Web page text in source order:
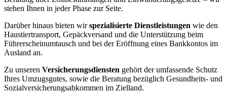
stehen Ihnen in jeder Phase zur Seite.
Darüber hinaus bieten wirspezialisierte Dienstleistungen wie den
Haustiertransport, Gepäckversand und die Unterstützung beim
Führerscheinumtausch und bei der Eröffnung eines Bankkontos im
Ausland an.
Zu unseren Versicherungsdiensten gehört der umfassende Schutz
Ihres Umzugsgutes, sowie die Beratung bezüglich Gesundheits- und
Sozialversicherungsabkommen im Zielland.